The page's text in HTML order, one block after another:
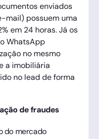
enviados
mail) possuem uma
em 24 horas. Já os
WhatsApp
no mesmo
a imobiliária
no lead de forma
de fraudes
do mercado